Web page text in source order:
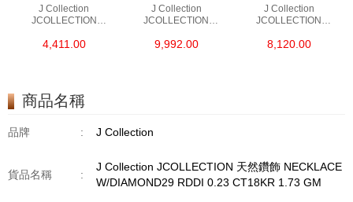
J Collection
JCOLLECTION
RDDI 0.48 CT18KR
4,411.00
J Collection
JCOLLECTION
RDDI 1.34 CT18KW
9,992.00
J Collection
JCOLLECTION
W/DIAMOND 7
8,120.00
商品名稱
品牌 : J Collection
貨品名稱 :
J Collection JCOLLECTION 天然鑽飾 NECKLACE
W/DIAMOND29 RDDI 0.23 CT18KR 1.73 GM